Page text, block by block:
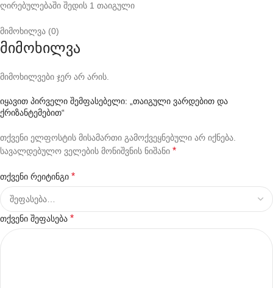
ღირებულებაში შედის 1 თაიგული
მიმოხილვა (0)
მიმოხილვა
მიმოხილვები ჯერ არ არის.
იყავით პირველი შემფასებელი: „თაიგული ვარდებით და
ქრიზანტემებით“
თქვენი ელფოსტის მისამართი გამოქვეყნებული არ იქნება.
სავალდებულო ველების მონიშვნის ნიშანი *
თქვენი რეიტინგი *
თქვენი შეფასება *